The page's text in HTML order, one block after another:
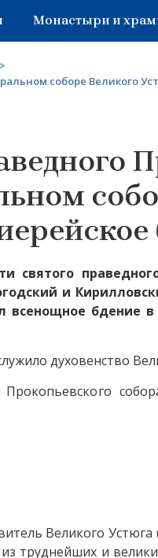
Монастыри и
>
соборе Великого
святого
и
всенощное бдение
духовенство
Великого
труднейших и